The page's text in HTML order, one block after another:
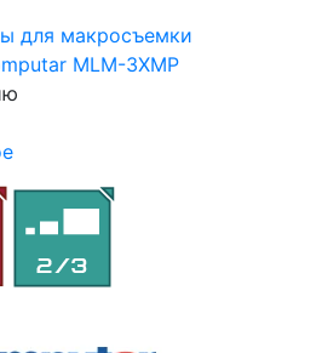
для макросъемки
MLM-3XMP